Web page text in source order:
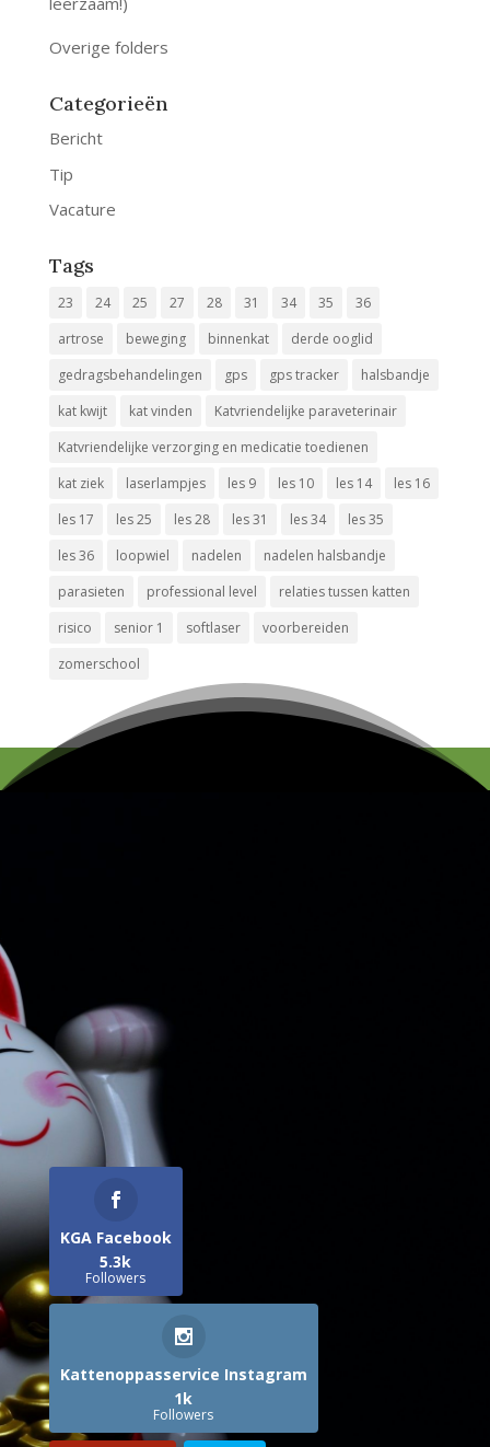
Overige folders
Categorieën
Bericht
Tip
Vacature
Tags
23 24 25 27 28 31 34 35
36
artrose
beweging binnenkat
derde ooglid
gedragsbehandelingen
gps gps tracker
halsbandje
kat kwijt
kat vinden
Katvriendelijke paraveterinair
Katvriendelijke verzorging en medicatie toedienen
kat ziek
laserlampjes les 9 les 10 les 14
les 16
les 17
les 25 les 28 les 31 les 34
les 35
les 36
loopwiel nadelen
nadelen halsbandje
parasieten
professional level
relaties tussen katten
risico
senior 1 softlaser
voorbereiden
zomerschool
KGA Facebook
5.3k
Followers
Kattenoppasservice Instagram
1k
Followers